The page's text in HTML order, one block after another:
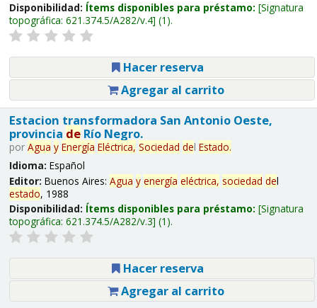
Disponibilidad: Ítems disponibles para préstamo: Signatura
topográfica: 621.374.5/A282/v.4 (1).
Hacer reserva
Agregar al carrito
Estacion transformadora San Antonio Oeste,
provincia deRío Negro.
por Agua y Energía Eléctrica, Sociedad del Estado.
Idioma: Español
Editor: Buenos Aires: Agua y energía eléctrica, sociedad del
estado, 1988
Disponibilidad: Ítems disponibles para préstamo: Signatura
topográfica: 621.374.5/A282/v.3 (1).
Hacer reserva
Agregar al carrito